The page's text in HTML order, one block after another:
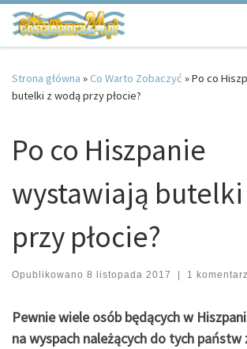
Przejdź do treści
Strona główna »Co Warto Zobaczyć »Po co
butelki z wodą przy płocie?
Po co Hiszpanie
wystawiają butelki
przy płocie?
Opublikowano 8 listopada 2017 | 1 komentarz
Pewnie wiele osób będących w
na wyspach należących do tych państw